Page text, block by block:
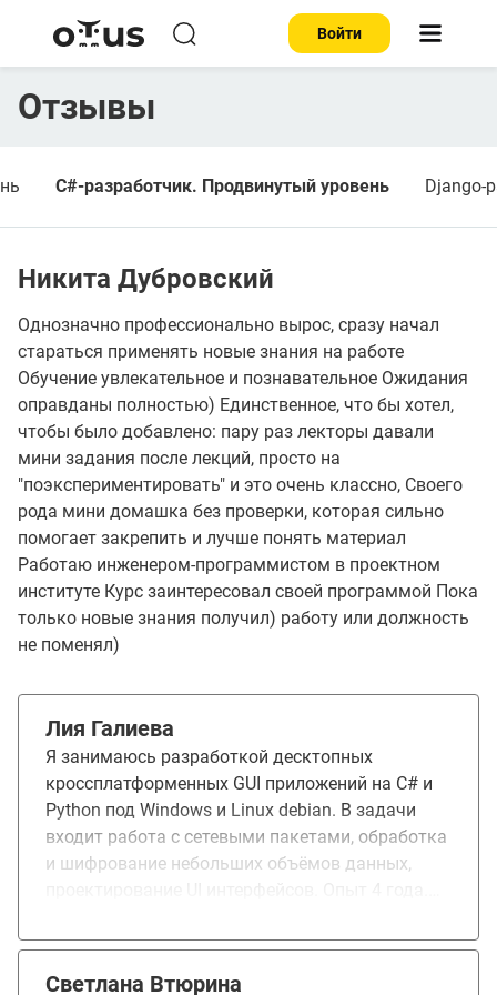
Войти
Отзывы
C#-разработчик. Продвинутый уровень Django-
Никита Дубровский
Однозначно профессионально вырос, сразу начал
стараться применять новые знания на работе
Обучение увлекательное и познавательное Ожидания
оправданы полностью) Единственное, что бы хотел,
чтобы было добавлено: пару раз лекторы давали
мини задания после лекций, просто на
"поэкспериментировать" и это очень классно, Своего
рода мини домашка без проверки, которая сильно
помогает закрепить и лучше понять материал
Работаю инженером-программистом в проектном
институте Курс заинтересовал своей программой Пока
только новые знания получил) работу или должность
не поменял)
Лия Галиева
Я занимаюсь разработкой десктопных
кроссплатформенных GUI приложений на C# и
Python под Windows и Linux debian. В задачи
входит работа с сетевыми пакетами, обработка
и шифрование небольших объёмов данных,
для программирования. Курс привлёк тем, что
Светлана Втюрина